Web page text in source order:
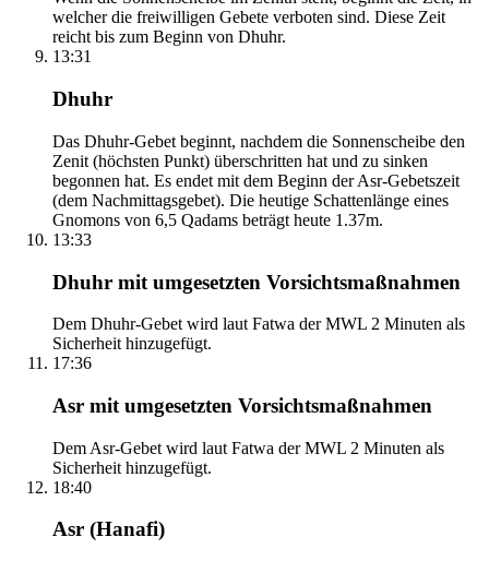
welcher die freiwilligen Gebete verboten sind. Diese Zeit
reicht bis zum Beginn von Dhuhr.
13:31
Dhuhr
Das Dhuhr-Gebet beginnt, nachdem die Sonnenscheibe den
Zenit (höchsten Punkt) überschritten hat und zu sinken
begonnen hat. Es endet mit dem Beginn der Asr-Gebetszeit
(dem Nachmittagsgebet). Die heutige Schattenlänge eines
Gnomons von 6,5 Qadams beträgt heute 1.37m.
13:33
Dhuhr mit umgesetzten Vorsichtsmaßnahmen
Dem Dhuhr-Gebet wird laut Fatwa der MWL 2 Minuten als
Sicherheit hinzugefügt.
17:36
Asr mit umgesetzten Vorsichtsmaßnahmen
Dem Asr-Gebet wird laut Fatwa der MWL 2 Minuten als
Sicherheit hinzugefügt.
18:40
Asr (Hanafi)